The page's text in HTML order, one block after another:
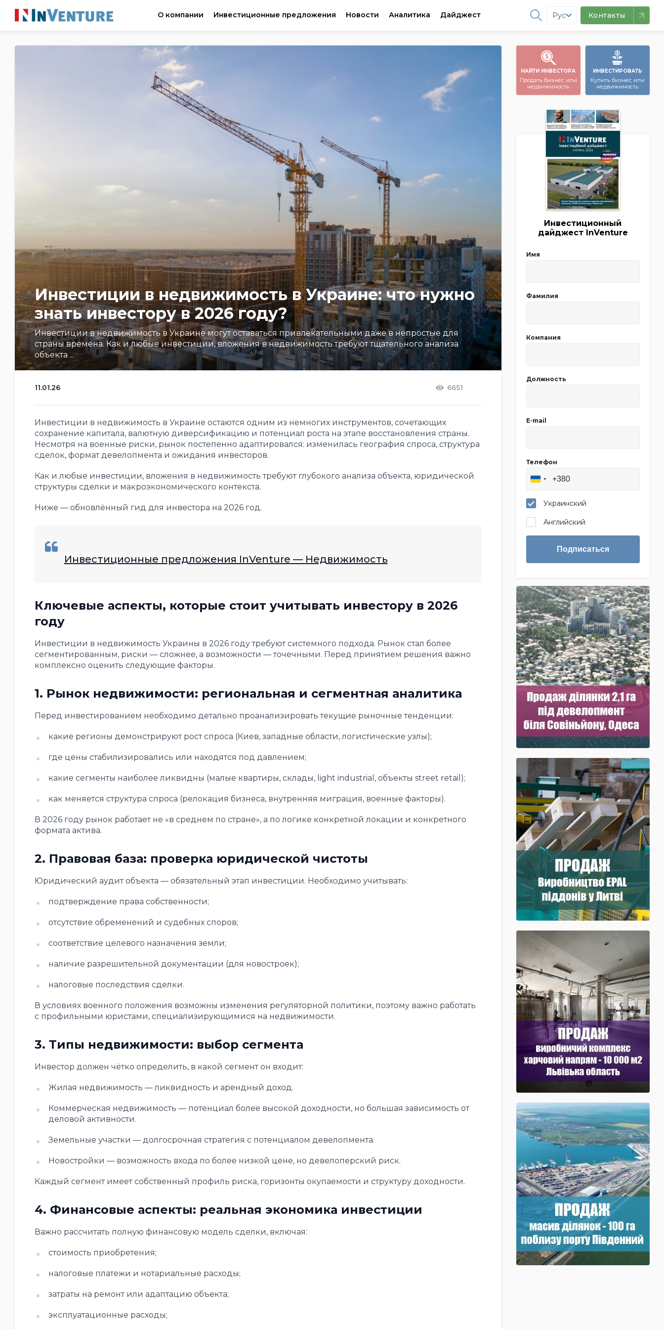
О компании Инвестиционные предложения Новости Аналитика Дайджест Рус Контакты
Инвестиции в недвижимость в Украине: что нужно
знать инвестору в 2026 году?
Инвестиции в недвижимость в Украине могут оставаться привлекательными даже в непростые для
страны времена. Как и любые инвестиции, вложения в недвижимость требуют тщательного анализа
объекта ...
11.01.26 6651
Инвестиции в недвижимость в Украине остаются одним из немногих инструментов, сочетающих
сохранение капитала, валютную диверсификацию и потенциал роста на этапе восстановления страны.
Несмотря на военные риски, рынок постепенно адаптировался: изменилась география спроса, структура
сделок, формат девелопмента и ожидания инвесторов.
Как и любые инвестиции, вложения в недвижимость требуют глубокого анализа объекта, юридической
структуры сделки и макроэкономического контекста.
Ниже — обновлённый гид для инвестора на 2026 год.
Инвестиционные предложения InVenture — Недвижимость
Ключевые аспекты, которые стоит учитывать инвестору в 2026
году
Инвестиции в недвижимость Украины в 2026 году требуют системного подхода. Рынок стал более
сегментированным, риски — сложнее, а возможности — точечными. Перед принятием решения важно
комплексно оценить следующие факторы.
1. Рынок недвижимости: региональная и сегментная аналитика
Перед инвестированием необходимо детально проанализировать текущие рыночные тенденции:
какие регионы демонстрируют рост спроса (Киев, западные области, логистические узлы);
где цены стабилизировались или находятся под давлением;
какие сегменты наиболее ликвидны (малые квартиры, склады, light industrial, объекты street retail);
как меняется структура спроса (релокация бизнеса, внутренняя миграция, военные факторы).
В 2026 году рынок работает не «в среднем по стране», а по логике конкретной локации и конкретного
формата актива.
2. Правовая база: проверка юридической чистоты
Юридический аудит объекта — обязательный этап инвестиции. Необходимо учитывать:
подтверждение права собственности;
отсутствие обременений и судебных споров;
соответствие целевого назначения земли;
наличие разрешительной документации (для новостроек);
налоговые последствия сделки.
В условиях военного положения возможны изменения регуляторной политики, поэтому важно работать
с профильными юристами, специализирующимися на недвижимости.
3. Типы недвижимости: выбор сегмента
Инвестор должен чётко определить, в какой сегмент он входит:
Жилая недвижимость — ликвидность и арендный доход.
Коммерческая недвижимость — потенциал более высокой доходности, но большая зависимость от
деловой активности.
Земельные участки — долгосрочная стратегия с потенциалом девелопмента.
Новостройки — возможность входа по более низкой цене, но девелоперский риск.
Каждый сегмент имеет собственный профиль риска, горизонты окупаемости и структуру доходности.
4. Финансовые аспекты: реальная экономика инвестиции
Важно рассчитать полную финансовую модель сделки, включая:
стоимость приобретения;
налоговые платежи и нотариальные расходы;
затраты на ремонт или адаптацию объекта;
эксплуатационные расходы;
НАЙТИ ИНВЕСТОРА
Продать бизнес или
недвижимость
ИНВЕСТИРОВАТЬ
Купить бизнес или
недвижимость
Инвестиционный
дайджест InVenture
Имя
Фамилия
Компания
Должность
E-mail
Телефон
Украинский
Английский
Подписаться